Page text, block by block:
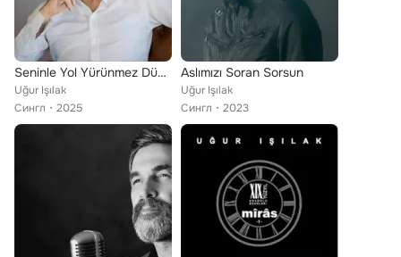
Seninle Yol Yürünmez Dünya
Uğur Işılak
Сингл
2025
Aslımızı Soran Sorsun
Uğur Işılak
Сингл
2023